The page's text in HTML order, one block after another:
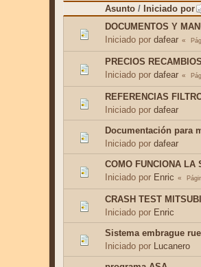
Asunto / Iniciado por
DOCUMENTOS Y
Iniciado por dafear
PRECIOS RECAMBIOS
Iniciado por dafear
REFERENCIAS
Iniciado por dafear
Documentación para
Iniciado por dafear
COMO FUNCIONA LA
Iniciado por Enric
CRASH TEST
Iniciado por Enric
Sistema embrague
Iniciado por Lucanero